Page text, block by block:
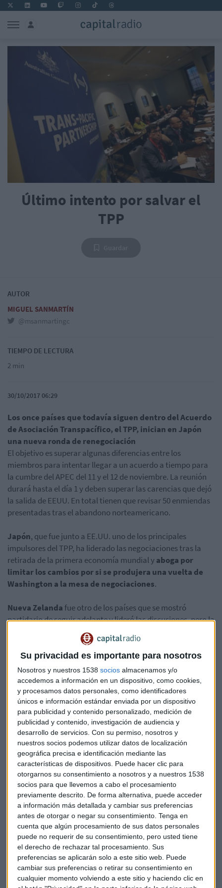
Su privacidad es importante para nosotros
Nosotros y nuestros 1538 socios almacenamos y/o
accedemos a información en un dispositivo, como cookies,
y procesamos datos personales, como identificadores
únicos e información estándar enviada por un dispositivo
para publicidad y contenido personalizado, medición de
publicidad y contenido, investigación de audiencia y
desarrollo de servicios. Con su permiso, nosotros y
nuestros socios podemos utilizar datos de localización
geográfica precisa e identificación mediante las
características de dispositivos. Puede hacer clic para
otorgarnos su consentimiento a nosotros y a nuestros 1538
socios para que llevemos a cabo el procesamiento
previamente descrito. De forma alternativa, puede acceder
a información más detallada y cambiar sus preferencias
antes de otorgar o negar su consentimiento. Tenga en
cuenta que algún procesamiento de sus datos personales
puede no requerir de su consentimiento, pero usted tiene
el derecho de rechazar tal procesamiento. Sus
preferencias se aplicarán solo a este sitio web. Puede
cambiar sus preferencias o retirar su consentimiento en
cualquier momento volviendo a este sitio y haciendo clic en
Último intento por salvar el
TPP
AUTOR
MIGUEL SANMARTÍN
@msanmartingc
TIEMPO DE LECTURA
2 min
30/10/2017 06:29
Los once países que todavía siguen dentro del Acuerdo
de Asociación Transpacífico, el TPP, inician en Japón
una nueva ronda de renegociación
El objetivo es superar algunas diferencias entre los
miembros para intentar llegar a un acuerdo a tiempo para
la cumbre del APEC del 11 y el 12 de noviembre. La reunión
durará hasta el día 1 y deben superar las carencias que dejó
la salida de EEUU. En total tienen que revisar 50 enmiendas
presentadas tras el abandono norteamericano.
Japón, que fue junto a EE.UU. uno de los principales
impulsores del TPP, ha liderado las negociaciones tras la
retirada de la primera economía mundial yaboga por
limitar los cambios por si se produjera una vuelta de
Washington a la mesa de negociaciones.
Nueva Zelanda fue otro de los países que se mostró
partidario de seguir adelante y lideró las discusiones, pero la
nueva primera ministra neozelandesa, Jacinda Ardern,
prefiere revisar el acuerdo.
A su llegada al frente del Gobierno este mes, Ardern aseguró
que no firmará un nuevo pacto si no garantiza la viabilidad
de su política nacional frente a la inversión foránea en
bienes inmuebles.
Los participantes esperan que el documento esté listo para
implementarlo durante la cumbre delForo de Cooperación
Económica Asia-Pacífico (APEC), que se celebrará en
Vietnam el 11 y 12 de noviembre, pero la petición de
nuevas revisiones podría dilatar las negociaciones.
TPP, un ambicioso tratado de libre comercio, pretendía
abarcar el 40% del PIB globaly fue firmado originalmente
en febrero de 2016 por Australia, Brunei, Canadá, Chile,
Japón, Malasia, México, Nueva Zelanda, Perú, Singapur y
Estados Unidos.
El acuerdo,que fue negociado durante más de seis años,
debía ser ratificado en un plazo de dos por al menos seis